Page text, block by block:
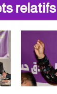
relatifs